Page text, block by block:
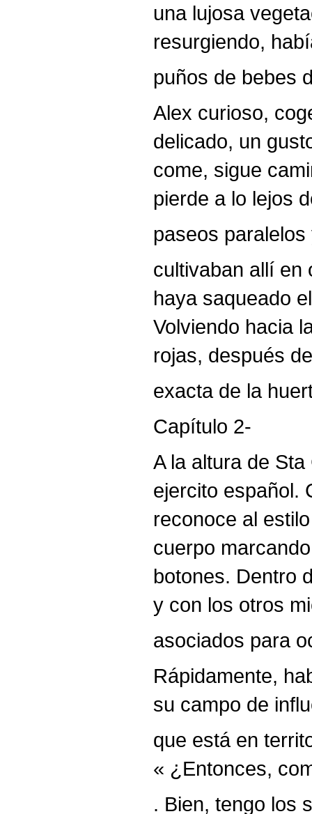
una lujosa
resurgiendo,
puños de bebes
Alex curioso,
delicado, un
come, sigue
pierde a lo lejos
paseos
cultivaban allí en
haya saqueado
Volviendo hacia
rojas, después
exacta de la
Capítulo 2-
A la altura de
ejercito español.
reconoce al
cuerpo
botones. Dentro
y con los otros
asociados para
Rápidamente,
su campo de
que está en
« ¿Entonces,
. Bien, tengo los